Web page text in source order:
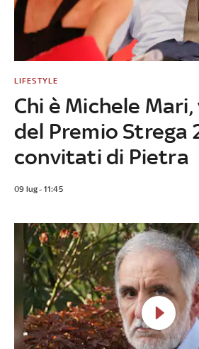
Chi è Michele
del Premio Strega
convitati di Pietra
LIFESTYLE
09 lug - 11:45